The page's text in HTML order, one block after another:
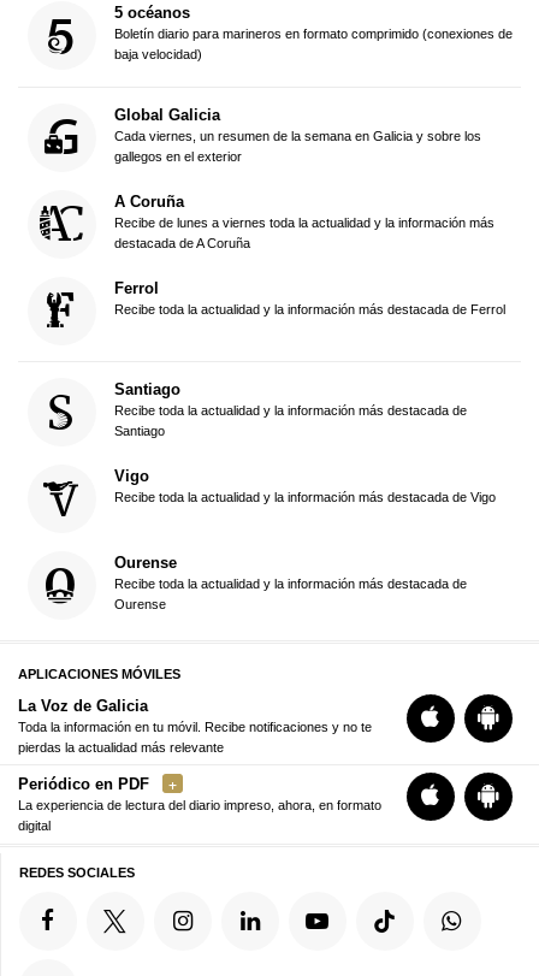
5 océanos
Boletín diario para marineros en formato comprimido (conexiones de
baja velocidad)
Global Galicia
Cada viernes, un resumen de la semana en Galicia y sobre los
gallegos en el exterior
A Coruña
Recibe de lunes a viernes toda la actualidad y la información más
destacada de A Coruña
Ferrol
Recibe toda la actualidad y la información más destacada de Ferrol
Santiago
Recibe toda la actualidad y la información más destacada de
Santiago
Vigo
Recibe toda la actualidad y la información más destacada de Vigo
Ourense
Recibe toda la actualidad y la información más destacada de
Ourense
APLICACIONES MÓVILES
La Voz de Galicia
Toda la información en tu móvil. Recibe notificaciones y no te
pierdas la actualidad más relevante
Periódico en PDF
La experiencia de lectura del diario impreso, ahora, en formato
digital
REDES SOCIALES